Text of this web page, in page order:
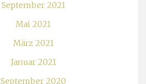
September 2021
Mai 2021
März 2021
Januar 2021
September 2020